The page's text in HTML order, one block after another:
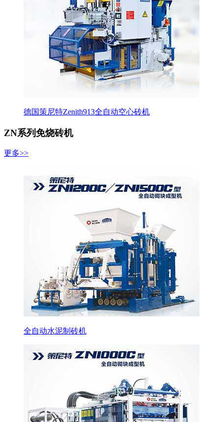
德国策尼特Zenith913全自动空心砖机
ZN系列免烧砖机
更多>>
全自动水泥制砖机